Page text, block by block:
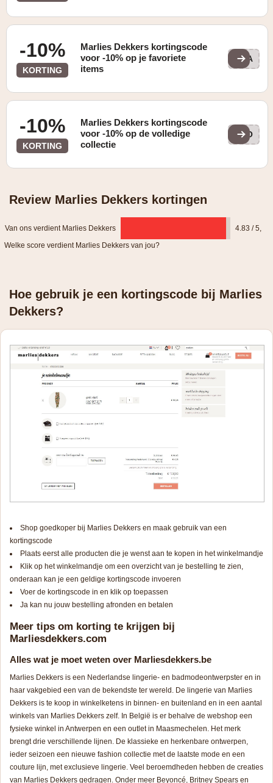
-10%
KORTING
Marlies Dekkers kortingscode
voor -10% op je favoriete
items
DEA
-10%
KORTING
Marlies Dekkers kortingscode
voor -10% op de volledige
collectie
GLO
Review Marlies Dekkers kortingen
Van ons verdient Marlies Dekkers 4.83 / 5
Welke score verdient Marlies Dekkers van jou?
Hoe gebruik je een kortingscode bij Marlies
Dekkers?
Shop goedkoper bij Marlies Dekkers en maak gebruik van een
kortingscode
Plaats eerst alle producten die je wenst aan te kopen in het winkelmandje
Klik op het winkelmandje om een overzicht van je bestelling te zien,
onderaan kan je een geldige kortingscode invoeren
Voer de kortingscode in en klik op toepassen
Ja kan nu jouw bestelling afronden en betalen
Meer tips om korting te krijgen bij
Marliesdekkers.com
Alles wat je moet weten over Marliesdekkers.be
Marlies Dekkers is een Nederlandse lingerie- en badmodeontwerpster en in
haar vakgebied een van de bekendste ter wereld. De lingerie van Marlies
Dekkers is te koop in winkelketens in binnen- en buitenland en in een aantal
winkels van Marlies Dekkers zelf. In België is er behalve de webshop een
fysieke winkel in Antwerpen en een outlet in Maasmechelen. Het merk
brengt drie verschillende lijnen. De klassieke en herkenbare ontwerpen,
ieder seizoen een nieuwe fashion collectie met de laatste mode en een
couture lijn, met exclusieve lingerie. Veel beroemdheden hebben de creaties
van Marlies Dekkers gedragen. Onder meer Beyoncé, Britney Spears en